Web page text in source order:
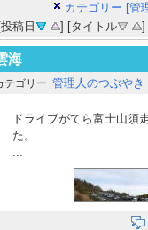
カテゴリー [管
[投稿日
] [タイトル ]
海
テゴリー 管理人のつぶやき
ドライブがてら富士山須
た。